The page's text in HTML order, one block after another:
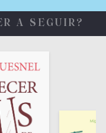
A SEGUIR?